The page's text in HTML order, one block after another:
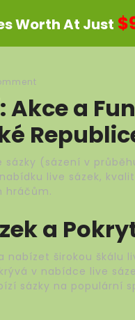
Worth At Just
Akce a
sázky (sázení v
live sázek,
hráčům.
a
nabízet širokou škálu
v nabídce live
sázky na populární